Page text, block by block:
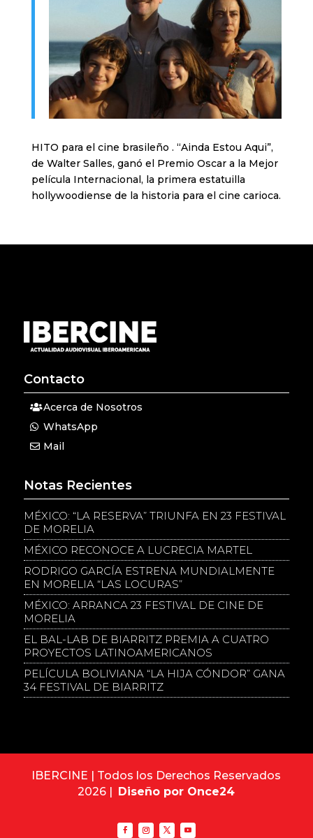
HITO para el cine brasileño . “Ainda Estou Aqui”,
de Walter Salles, ganó el Premio Oscar a la Mejor
película Internacional, la primera estatuilla
hollywoodiense de la historia para el cine carioca.
Contacto
Acerca de Nosotros
WhatsApp
Mail
Notas Recientes
MÉXICO: “LA RESERVA” TRIUNFA EN 23 FESTIVAL
DE MORELIA
MÉXICO RECONOCE A LUCRECIA MARTEL
RODRIGO GARCÍA ESTRENA MUNDIALMENTE
EN MORELIA “LAS LOCURAS”
MÉXICO: ARRANCA 23 FESTIVAL DE CINE DE
MORELIA
EL BAL-LAB DE BIARRITZ PREMIA A CUATRO
PROYECTOS LATINOAMERICANOS
PELÍCULA BOLIVIANA “LA HIJA CÓNDOR” GANA
34 FESTIVAL DE BIARRITZ
IBERCINE | Todos los Derechos Reservados
2026 | Diseño por Once24